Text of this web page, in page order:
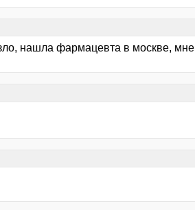
нашла фармацевта в москве, мне